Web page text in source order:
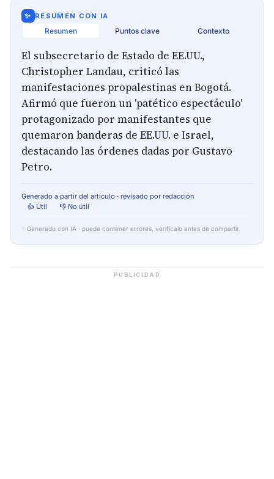
✨ RESUMEN CON IA
Resumen Puntos clave Contexto
El subsecretario de Estado de EE.UU.,
Christopher Landau, criticó las
manifestaciones propalestinas en Bogotá.
Afirmó que fueron un 'patético espectáculo'
protagonizado por manifestantes que
quemaron banderas de EE.UU. e Israel,
destacando las órdenes dadas por Gustavo
Petro.
Generado a partir del artículo · revisado por redacción
👍 Útil
👎 No útil
✨ Generado con IA · puede contener errores, verifícalo antes de compartir.
PUBLICIDAD